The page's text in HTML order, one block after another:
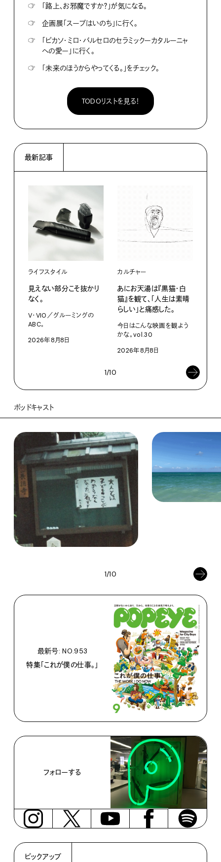
☞
「路上、お邪魔ですか？」が気になる。
☞
企画展「スープはいのち」に行く。
☞
「ピカソ・ミロ・バルセロのセラミックーカタルーニャ
への愛ー」に行く。
☞
「未来のほうからやってくる。」をチェック。
TODOリストを見る！
最新記事
ライフスタイル
見えない部分こそ抜かり
なく。
V・VIO／グルーミングの
ABC。
2026年8月8日
カルチャー
あにお天湯は『黒猫・白
猫』を観て、「人生は素晴
らしい」と痛感した。
今日はこんな映画を観よう
かな。vol.30
2026年8月8日
1/10
ポッドキャスト
1/10
最新号: NO.953
特集「これが僕の仕事。」
フォローする
ピックアップ